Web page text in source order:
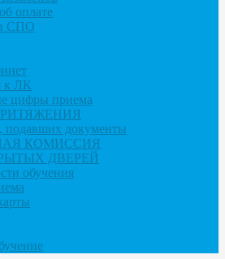
оплате
СПО
к ЛК
цифры приема
подавших документы
КОМИССИЯ
ДВЕРЕЙ
обучения